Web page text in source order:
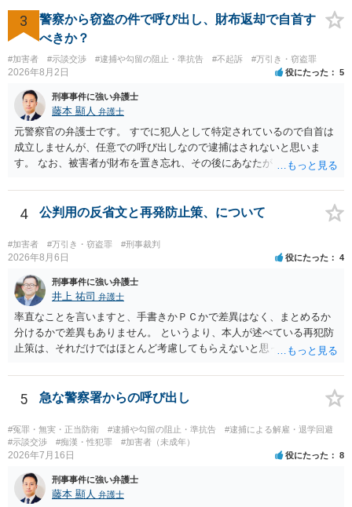
ては，数週間経過している点も問題になるかもしれません。 因果関係
がなくなれば，評価の仕方が大きく変わります。 いずれにしまして
も，ご心配であるならば，お近くの弁護士の方に相談されるのがよい
と思います。
3
警察から窃盗の件で呼び出し、財布返却で自首す
べきか？
#加害者 #示談交渉 #逮捕や勾留の阻止・準抗告 #不起訴 #万引き・窃盗罪
2026年8月2日 役にたった 5
刑事事件に強い弁護士
藤本 顯人 弁護士
元警察官の弁護士です。 すでに犯人として特定されているので自首は
成立しませんが、任意での呼び出しなので逮捕はされないと思いま
す。 なお、被害者が財布を置き忘れ、その後にあなたがトイレに入
と言い逃れはかなり厳しいものと思います。
4 公判用の反省文と再発防止策、について
#加害者 #万引き・窃盗罪 #刑事裁判
2026年8月6日 役にたった 4
刑事事件に強い弁護士
井上 祐司 弁護士
率直なことを言いますと、手書きかＰＣかで差異はなく、まとめるか
分けるかで差異もありません。 というより、本人が述べている再犯防
止策は、それだけではほとんど考慮してもらえないと思った方が良い
やカウンセリング・治療の内容 ・利用している再犯防止策（例えば保
護観察所と連携した職業支援の内容や具体的な就労・監督状況） ・監
督者の証言 など、証拠で担保された客観性と実現可能性があるもので
なければあまり意味がありません。 もともと執行猶予が狙える事案で
あれば本人の反省の言葉だけで十分であり、実刑となるか微妙な事案
では、本人が再発防止策をいくら述べてもほとんど効果は望めないと
いうのが実感です。
5 急な警察署からの呼び出し
#冤罪・無実・正当防衛 #逮捕や勾留の阻止・準抗告
#逮捕による解雇・退学回避
#示談交渉
#痴漢・性犯罪 #加害者（未成年）
2026年7月16日 役にたった 8
刑事事件に強い弁護士
藤本 顯人 弁護士